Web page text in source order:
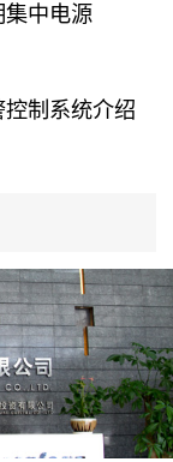
集中电源
控制系统介绍
裁机制和冗余
线传输技术、线
与保护技术、
烟探测技术、
统抗干扰技术
利技术和专有技